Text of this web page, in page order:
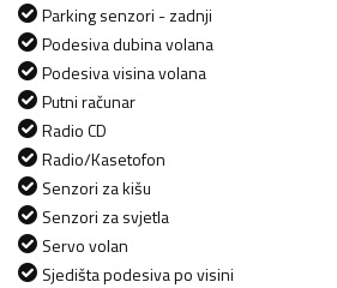
Parking senzori - zadnji
Podesiva dubina volana
Podesiva visina volana
Putni računar
Radio CD
Radio/Kasetofon
Senzori za kišu
Senzori za svjetla
Servo volan
Sjedišta podesiva po visini